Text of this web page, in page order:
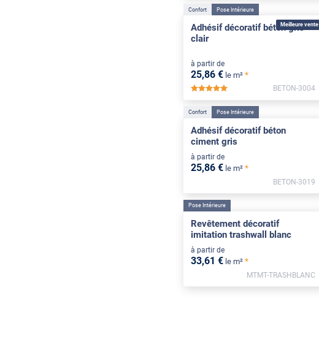
Meilleure vente
Confort Pose Intérieure
Adhésif décoratif béton gris
clair
à partir de
25,86 € le m² *
*****
BETON-3004
Confort Pose Intérieure
Adhésif décoratif béton
ciment gris
à partir de
25,86 € le m² *
BETON-3019
Pose Intérieure
Revêtement décoratif
imitation trashwall blanc
à partir de
33,61 € le m² *
MTMT-TRASHBLANC